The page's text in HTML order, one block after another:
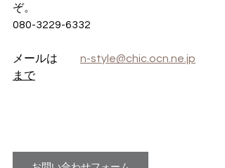
ぞ。
080-3229-6332
メールは n-style@chic.ocn.ne.jp
まで